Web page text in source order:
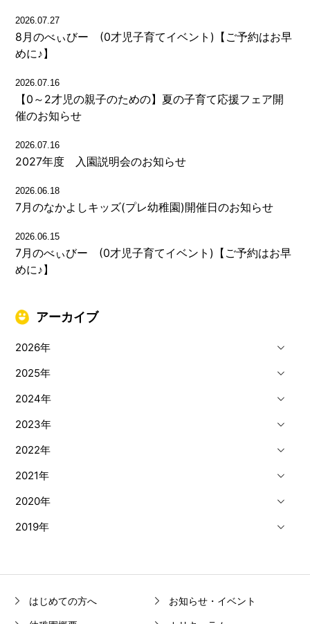
2026.07.27
8月のべぃびー (0才児子育てイベント)【ご予約はお早
めに♪】
2026.07.16
【0～2才児の親子のための】夏の子育て応援フェア開
催のお知らせ
2026.07.16
2027年度 入園説明会のお知らせ
2026.06.18
7月のなかよしキッズ(プレ幼稚園)開催日のお知らせ
2026.06.15
7月のべぃびー (0才児子育てイベント)【ご予約はお早
めに♪】
アーカイブ
2026年
2025年
2024年
2023年
2022年
2021年
2020年
2019年
はじめての方へ お知らせ・イベント